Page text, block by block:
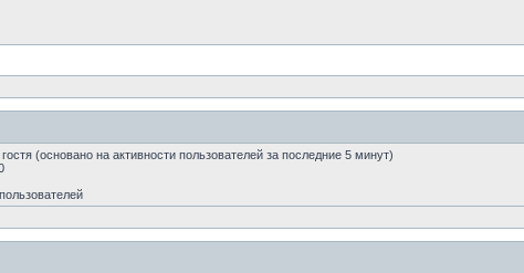
(основано на активности пользователей за последние 5 минут)